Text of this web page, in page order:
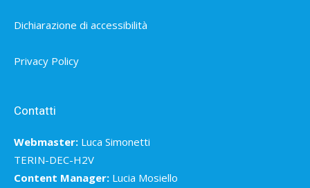
Dichiarazione di accessibilità
Privacy Policy
Contatti
Webmaster: Luca Simonetti
TERIN-DEC-H2V
Content Manager: Lucia Mosiello